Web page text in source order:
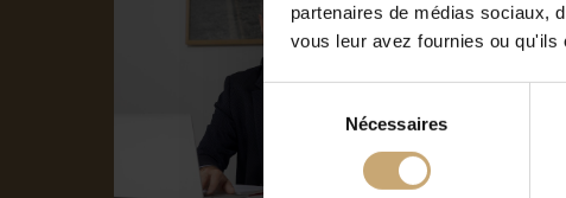
partenaires de médias sociaux,
vous leur avez fournies ou
consentement
Nécessaires